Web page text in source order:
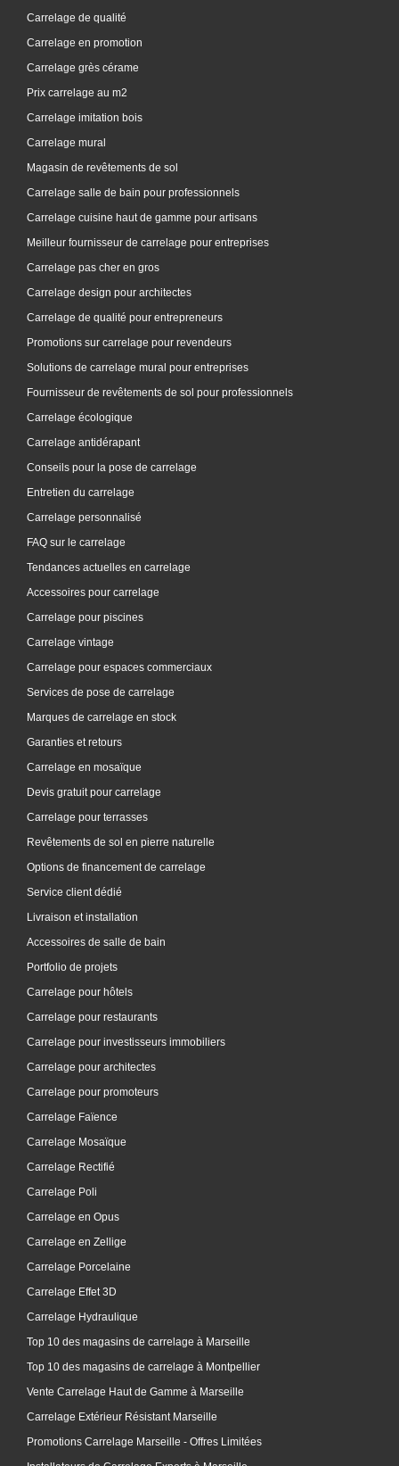
Carrelage de qualité
Carrelage en promotion
Carrelage grès cérame
Prix carrelage au m2
Carrelage imitation bois
Carrelage mural
Magasin de revêtements de sol
Carrelage salle de bain pour professionnels
Carrelage cuisine haut de gamme pour artisans
Meilleur fournisseur de carrelage pour entreprises
Carrelage pas cher en gros
Carrelage design pour architectes
Carrelage de qualité pour entrepreneurs
Promotions sur carrelage pour revendeurs
Solutions de carrelage mural pour entreprises
Fournisseur de revêtements de sol pour professionnels
Carrelage écologique
Carrelage antidérapant
Conseils pour la pose de carrelage
Entretien du carrelage
Carrelage personnalisé
FAQ sur le carrelage
Tendances actuelles en carrelage
Accessoires pour carrelage
Carrelage pour piscines
Carrelage vintage
Carrelage pour espaces commerciaux
Services de pose de carrelage
Marques de carrelage en stock
Garanties et retours
Carrelage en mosaïque
Devis gratuit pour carrelage
Carrelage pour terrasses
Revêtements de sol en pierre naturelle
Options de financement de carrelage
Service client dédié
Livraison et installation
Accessoires de salle de bain
Portfolio de projets
Carrelage pour hôtels
Carrelage pour restaurants
Carrelage pour investisseurs immobiliers
Carrelage pour architectes
Carrelage pour promoteurs
Carrelage Faïence
Carrelage Mosaïque
Carrelage Rectifié
Carrelage Poli
Carrelage en Opus
Carrelage en Zellige
Carrelage Porcelaine
Carrelage Effet 3D
Carrelage Hydraulique
Top 10 des magasins de carrelage à Marseille
Top 10 des magasins de carrelage à Montpellier
Vente Carrelage Haut de Gamme à Marseille
Carrelage Extérieur Résistant Marseille
Promotions Carrelage Marseille - Offres Limitées